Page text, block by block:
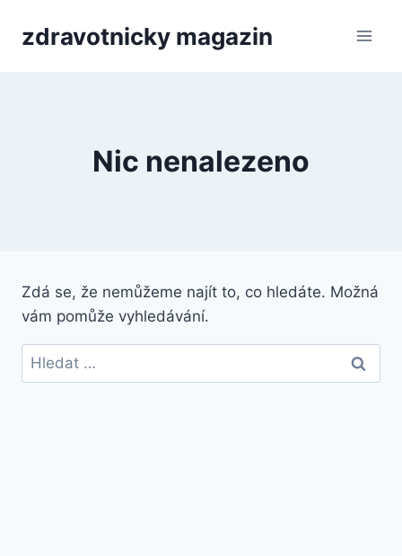
zdravotnicky magazin
Nic nenalezeno
Zdá se, že nemůžeme najít to, co hledáte. Možná
vám pomůže vyhledávání.
Vyhledávání